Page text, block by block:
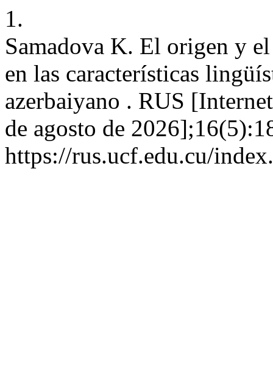
1.
Samadova K. El origen y
en las características
azerbaiyano . RUS
de agosto de
https://rus.ucf.edu.cu/